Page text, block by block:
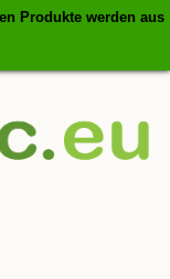
Produkte werden aus